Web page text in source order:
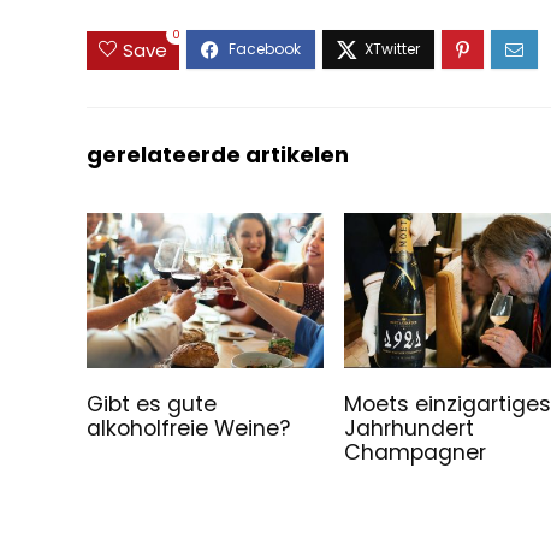
Save
0
gerelateerde artikelen
Gibt es gute
alkoholfreie Weine?
Moets einzigartiges
Jahrhundert
Champagner